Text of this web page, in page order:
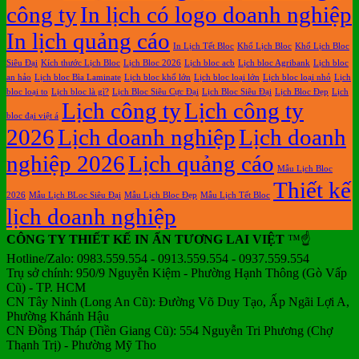
công tyIn lịch có logo doanh nghiệp
In lịch quảng cáo In Lịch Tết Bloc Khổ Lịch Bloc Khổ Lịch Bloc
Siêu Đại Kích thước Lịch Bloc Lịch Bloc 2026 Lịch bloc acb Lịch bloc Agribank Lịch bloc
an hảo Lịch bloc Bìa Laminate Lịch bloc khổ lớn Lịch bloc loại lớn Lịch bloc loại nhỏ Lịch
bloc loại to Lịch bloc là gì? Lịch Bloc Siêu Cực Đại Lịch Bloc Siêu Đại Lịch Bloc Đẹp Lịch
bloc đại việt á Lịch công tyLịch công ty
2026Lịch doanh nghiệpLịch doanh
nghiệp 2026Lịch quảng cáo Mẫu Lịch Bloc
2026 Mẫu Lịch BLoc Siêu Đại Mẫu Lịch Bloc Đẹp Mẫu Lịch Tết Bloc Thiết kế
lịch doanh nghiệp
CÔNG TY THIẾT KẾ IN ẤN TƯƠNG LAI VIỆT ™☝️
Hotline/Zalo: 0983.559.554 - 0913.559.554 - 0937.559.554
Trụ sở chính: 950/9 Nguyễn Kiệm - Phường Hạnh Thông (Gò Vấp
Cũ) - TP. HCM
CN Tây Ninh (Long An Cũ): Đường Võ Duy Tạo, Ấp Ngãi Lợi A,
Phường Khánh Hậu
CN Đồng Tháp (Tiền Giang Cũ): 554 Nguyễn Tri Phương (Chợ
Thạnh Trị) - Phường Mỹ Tho